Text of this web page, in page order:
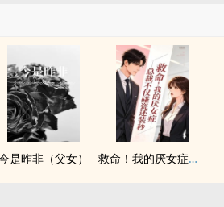
是昨非（父女） 救命！我的厌女症总裁不仅碰瓷还装秒(1v1 调教高H)